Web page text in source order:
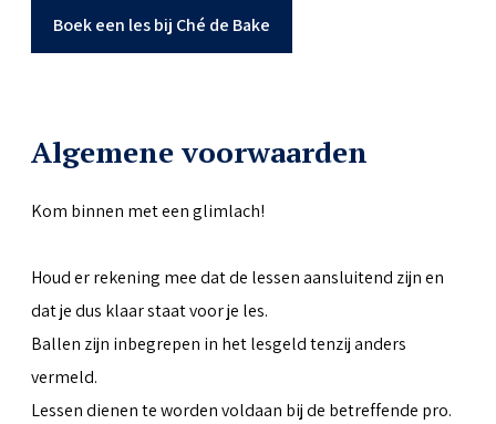
Boek een les bij Ché de Bake
Algemene voorwaarden
Kom binnen met een glimlach!
Houd er rekening mee dat de lessen aansluitend zijn en
dat je dus klaar staat voor je les.
Ballen zijn inbegrepen in het lesgeld tenzij anders
vermeld.
Lessen dienen te worden voldaan bij de betreffende pro.